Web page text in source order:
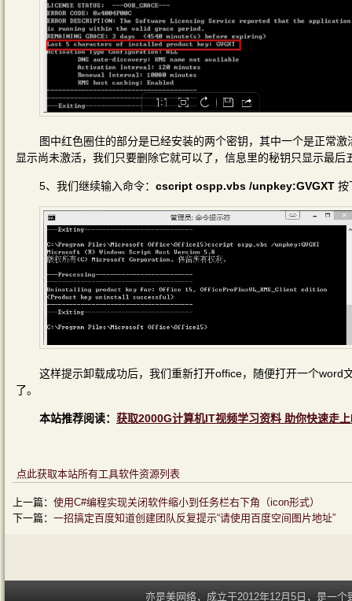
图中红色圈住的部分是已经安装的两个密钥，其中一个是正常
显示尚未激活，我们只要删除它就可以了，信息里的秘钥只显示最后
5、我们继续输入命令： cscript ospp.vbs /unpkey:GVGXT 按
这样提示卸载成功后，我们重新打开office，随便打开一个
了。
本站推荐阅读： 获取2000G计算机IT视频学习资料 助你快速走
点此获取本站所有工具软件资源列表
上一篇： 使用C#编程实现关闭软件缩小到任务栏右下角（icon形式）
下一篇： 一招搞定百度知道创建团队反复提示“请使用百度空间图片地址”
亦是美网络，成立于2012年12月5日，是一